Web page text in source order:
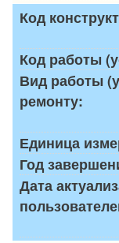
Код
Код работы
Вид работы
ремонту:
Единица
Год
Дата